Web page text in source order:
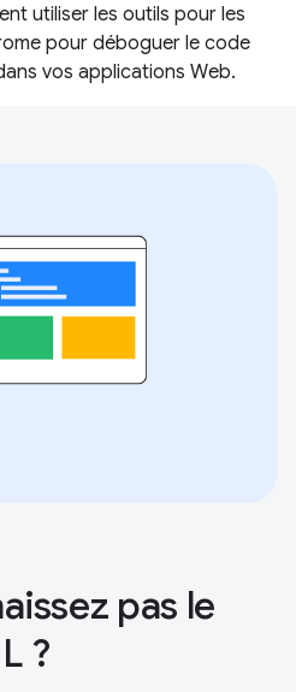
utiliser les outils pour les
pour déboguer le code
vos applications Web.
pas le
?